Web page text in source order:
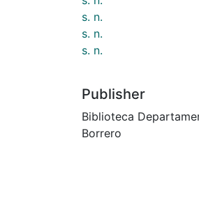
s. n.
s. n.
s. n.
Publisher
Biblioteca
Borrero